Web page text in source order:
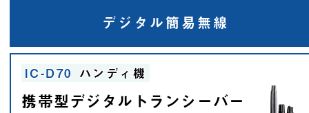
デジタル簡易無線
IC-D70 ハンディ機
携帯型デジタルトランシーバー